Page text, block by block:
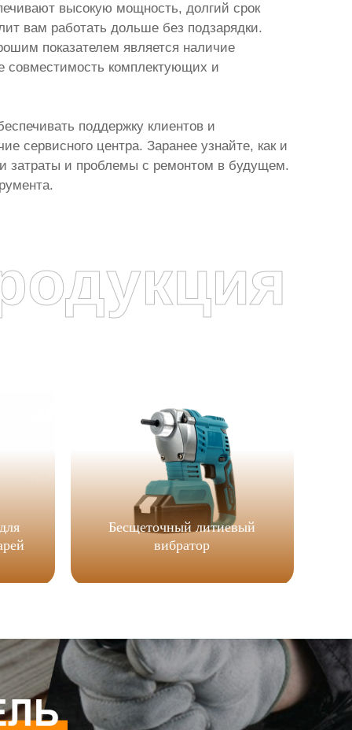
высокую мощность, долгий срок
вам работать дольше без подзарядки.
показателем является наличие
совместимость комплектующих и
поддержку клиентов и
сервисного центра. Заранее узнайте, как и
затраты и проблемы с ремонтом в будущем.
Бесщеточный литиевый
вибратор